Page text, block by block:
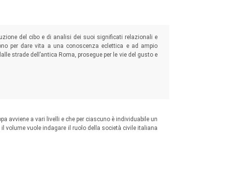
del cibo e di analisi dei suoi significati relazionali e
per dare vita a una conoscenza eclettica e ad ampio
strade dell’antica Roma, prosegue per le vie del gusto e
avviene a vari livelli e che per ciascuno è individuabile un
volume vuole indagare il ruolo della società civile italiana